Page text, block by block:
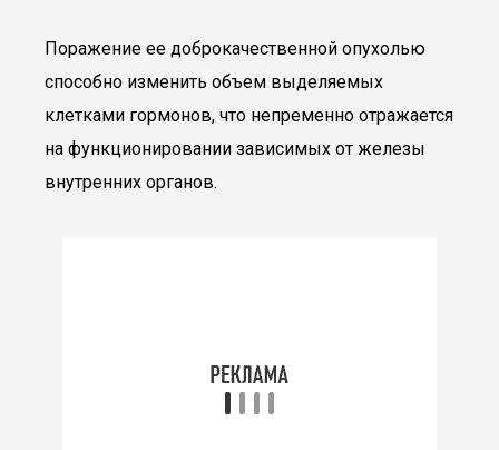
Поражение ее доброкачественной опухолью
способно изменить объем выделяемых
клетками гормонов, что непременно отражается
на функционировании зависимых от железы
внутренних органов.